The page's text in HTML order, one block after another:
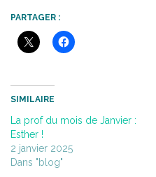
PARTAGER :
SIMILAIRE
La prof du mois de Janvier :
Esther !
2 janvier 2025
Dans "blog"